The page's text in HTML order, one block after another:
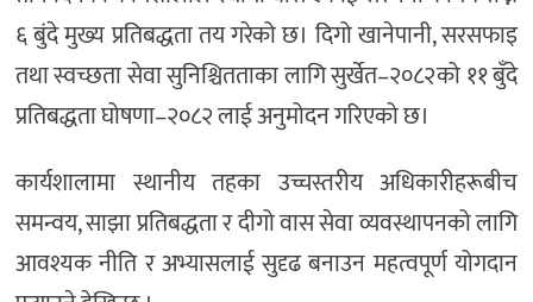
६ बुंदे मुख्य प्रतिबद्धता तय गरेको छ। दिगो खानेपानी, सरसफाइ
तथा स्वच्छता सेवा सुनिश्चितताका लागि सुर्खेत–२०८२को ११ बुँदे
प्रतिबद्धता घोषणा–२०८२ लाई अनुमोदन गरिएको छ।
कार्यशालामा स्थानीय तहका उच्चस्तरीय अधिकारीहरूबीच
समन्वय, साझा प्रतिबद्धता र दीगो वास सेवा व्यवस्थापनको लागि
आवश्यक नीति र अभ्यासलाई सुदृढ बनाउन महत्वपूर्ण योगदान